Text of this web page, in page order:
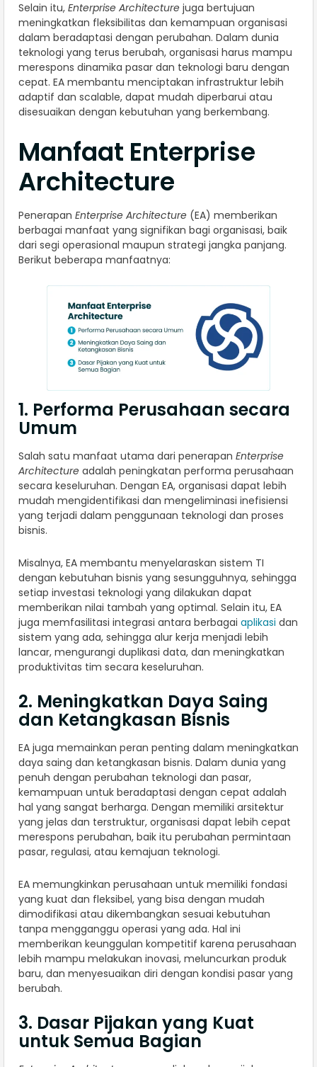
Selain itu, Enterprise Architecture juga bertujuan
meningkatkan fleksibilitas dan kemampuan organisasi
dalam beradaptasi dengan perubahan. Dalam dunia
teknologi yang terus berubah, organisasi harus mampu
merespons dinamika pasar dan teknologi baru dengan
cepat. EA membantu menciptakan infrastruktur lebih
adaptif dan scalable, dapat mudah diperbarui atau
disesuaikan dengan kebutuhan yang berkembang.
Manfaat Enterprise
Architecture
Penerapan Enterprise Architecture (EA) memberikan
berbagai manfaat yang signifikan bagi organisasi, baik
dari segi operasional maupun strategi jangka panjang.
Berikut beberapa manfaatnya:
1. Performa Perusahaan secara
Umum
Salah satu manfaat utama dari penerapan Enterprise
Architecture adalah peningkatan performa perusahaan
secara keseluruhan. Dengan EA, organisasi dapat lebih
mudah mengidentifikasi dan mengeliminasi inefisiensi
yang terjadi dalam penggunaan teknologi dan proses
bisnis.
Misalnya, EA membantu menyelaraskan sistem TI
dengan kebutuhan bisnis yang sesungguhnya, sehingga
setiap investasi teknologi yang dilakukan dapat
memberikan nilai tambah yang optimal. Selain itu, EA
juga memfasilitasi integrasi antara berbagai aplikasi dan
sistem yang ada, sehingga alur kerja menjadi lebih
lancar, mengurangi duplikasi data, dan meningkatkan
produktivitas tim secara keseluruhan.
2. Meningkatkan Daya Saing
dan Ketangkasan Bisnis
EA juga memainkan peran penting dalam meningkatkan
daya saing dan ketangkasan bisnis. Dalam dunia yang
penuh dengan perubahan teknologi dan pasar,
kemampuan untuk beradaptasi dengan cepat adalah
hal yang sangat berharga. Dengan memiliki arsitektur
yang jelas dan terstruktur, organisasi dapat lebih cepat
merespons perubahan, baik itu perubahan permintaan
pasar, regulasi, atau kemajuan teknologi.
EA memungkinkan perusahaan untuk memiliki fondasi
yang kuat dan fleksibel, yang bisa dengan mudah
dimodifikasi atau dikembangkan sesuai kebutuhan
tanpa mengganggu operasi yang ada. Hal ini
memberikan keunggulan kompetitif karena perusahaan
lebih mampu melakukan inovasi, meluncurkan produk
baru, dan menyesuaikan diri dengan kondisi pasar yang
berubah.
3. Dasar Pijakan yang Kuat
untuk Semua Bagian